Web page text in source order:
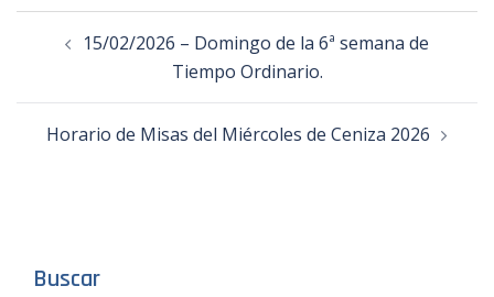
15/02/2026 – Domingo de la 6ª semana de
Tiempo Ordinario.
Horario de Misas del Miércoles de Ceniza 2026
Buscar